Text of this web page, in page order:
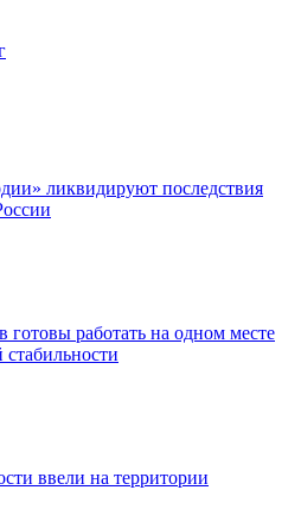
ликвидируют последствия
готовы работать на одном месте
стабильности
ввели на территории